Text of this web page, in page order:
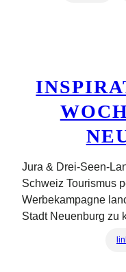
Jura & Drei-Seen-
Schweiz Tourismus
Werbekampagne
Stadt Neuenburg zu